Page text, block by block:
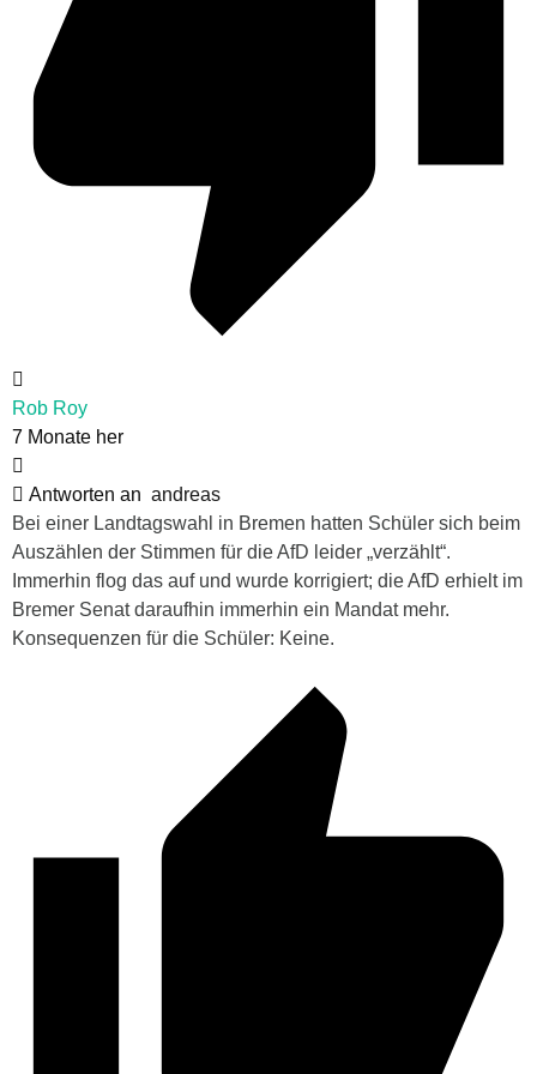
Rob Roy
7 Monate her
Antworten an andreas
Bei einer Landtagswahl in Bremen hatten Schüler sich beim
Auszählen der Stimmen für die AfD leider „verzählt“.
Immerhin flog das auf und wurde korrigiert; die AfD erhielt im
Bremer Senat daraufhin immerhin ein Mandat mehr.
Konsequenzen für die Schüler: Keine.